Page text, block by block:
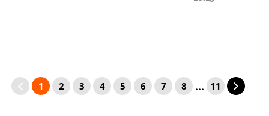
1 2 3 4 5 6 7 8 ... 11